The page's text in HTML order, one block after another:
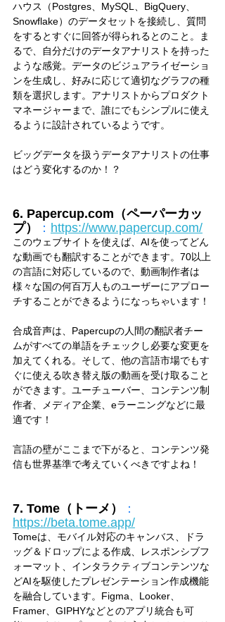
ハウス（Postgres、MySQL、BigQuery、
Snowflake）のデータセットを接続し、質問
をするとすぐに回答が得られるとのこと。ま
るで、自分だけのデータアナリストを持った
ような感覚。データのビジュアライゼーショ
ンを生成し、好みに応じて適切なグラフの種
類を選択します。アナリストからプロダクト
マネージャーまで、誰にでもシンプルに使え
るように設計されているようです。
ビッグデータを扱うデータアナリストの仕事
はどう変化するのか！？
6. Papercup.com（ペーパーカッ
プ）
： https://www.papercup.com/
このウェブサイトを使えば、AIを使ってどん
な動画でも翻訳することができます。70以上
の言語に対応しているので、動画制作者は
様々な国の何百万人ものユーザーにアプロー
チすることができるようになっちゃいます！
合成音声は、Papercupの人間の翻訳者チー
ムがすべての単語をチェックし必要な変更を
加えてくれる。そして、他の言語市場でもす
ぐに使える吹き替え版の動画を受け取ること
ができます。ユーチューバー、コンテンツ制
作者、メディア企業、eラーニングなどに最
適です！
言語の壁がここまで下がると、コンテンツ発
信も世界基準で考えていくべきですよね！
7. Tome（トーメ）
：
https://beta.tome.app/
Tomeは、モバイル対応のキャンバス、ドラ
ッグ＆ドロップによる作成、レスポンシブフ
ォーマット、インタラクティブコンテンツな
どAIを駆使したプレゼンテーション作成機能
を融合しています。Figma、Looker、
Framer、GIPHYなどとのアプリ統合も可